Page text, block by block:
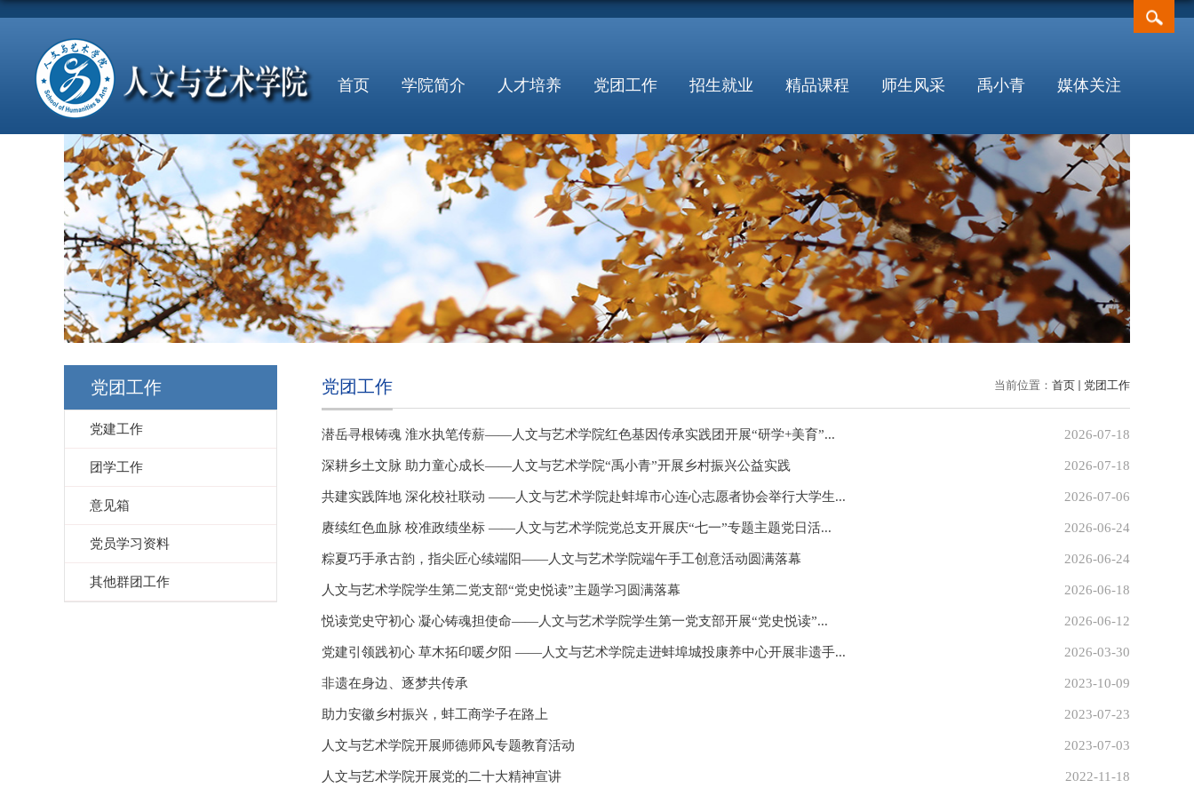
首页 学院简介 人才培养 党团工作 招生就业 精品课程 师生风采 禹小青 媒体关注
党团工作
党建工作
团学工作
意见箱
党员学习资料
其他群团工作
当前位置： 首页 党团工作
党团工作
潜岳寻根铸魂 淮水执笔传薪——人文与艺术学院红色基因传承实践团开展“研学+美育”... 2026-07-18
深耕乡土文脉 助力童心成长——人文与艺术学院“禹小青”开展乡村振兴公益实践 2026-07-18
共建实践阵地 深化校社联动 ——人文与艺术学院赴蚌埠市心连心志愿者协会举行大学生... 2026-07-06
赓续红色血脉 校准政绩坐标 ——人文与艺术学院党总支开展庆“七一”专题主题党日活... 2026-06-24
粽夏巧手承古韵，指尖匠心续端阳——人文与艺术学院端午手工创意活动圆满落幕 2026-06-24
人文与艺术学院学生第二党支部“党史悦读”主题学习圆满落幕 2026-06-18
悦读党史守初心 凝心铸魂担使命——人文与艺术学院学生第一党支部开展“党史悦读”... 2026-06-12
党建引领践初心 草木拓印暖夕阳 ——人文与艺术学院走进蚌埠城投康养中心开展非遗手... 2026-03-30
非遗在身边、逐梦共传承 2023-10-09
助力安徽乡村振兴，蚌工商学子在路上 2023-07-23
人文与艺术学院开展师德师风专题教育活动 2023-07-03
人文与艺术学院开展党的二十大精神宣讲 2022-11-18